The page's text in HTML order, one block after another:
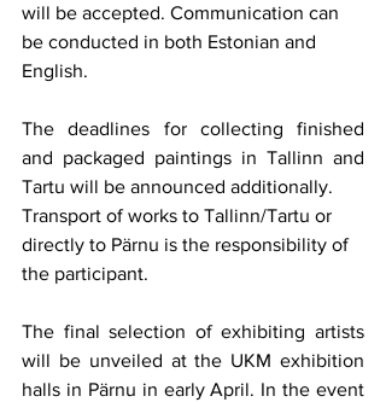
will be accepted. Communication can
be conducted in both Estonian and
English.
The deadlines for collecting finished
and packaged paintings in Tallinn and
Tartu will be announced additionally.
Transport of works to Tallinn/Tartu or
directly to Pärnu is the responsibility of
the participant.
The final selection of exhibiting artists
will be unveiled at the UKM exhibition
halls in Pärnu in early April. In the event